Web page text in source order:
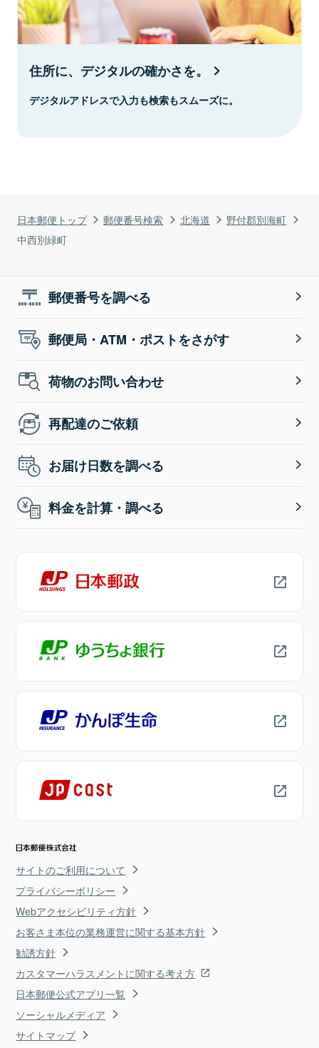
日本郵便トップ 郵便番号検索 北海道
野付郡別海町
中西別緑町
住所に、デジタルの確かさを。
デジタルアドレスで入力も検索もスムーズに。
郵便番号を調べる
郵便局・ATM・ポストをさがす
荷物のお問い合わせ
再配達のご依頼
お届け日数を調べる
料金を計算・調べる
サイトのご利用について
プライバシーポリシー
Webアクセシビリティ方針
お客さま本位の業務運営に関する基本方針
勧誘方針
カスタマーハラスメントに関する考え方
日本郵便公式アプリ一覧
ソーシャルメディア
サイトマップ